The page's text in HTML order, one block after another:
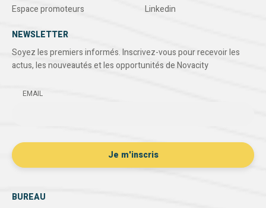
Espace promoteurs
Linkedin
NEWSLETTER
Soyez les premiers informés. Inscrivez-vous pour recevoir les
actus, les nouveautés et les opportunités de Novacity
EMAIL
BUREAU